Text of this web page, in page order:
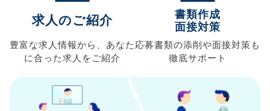
求人のご紹介
豊富な求人情報から、 あなた
に合った求人を ご紹介
書類作成
面接対策
応募書類の添削や面接対策も
徹底サポート